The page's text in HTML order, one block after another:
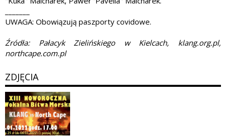
UWAGA: Obowiązują paszporty covidowe.
Źródła: Pałacyk Zielińskiego w Kielcach, klang.org.pl,
northcape.com.pl
ZDJĘCIA